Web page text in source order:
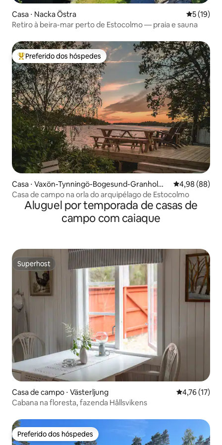
Casa ⋅ Nacka Östra 5 de uma
5 (19)
Retiro à beira-mar perto de Estocolmo — praia e sauna
Entre os melhores preferidos dos hóspedes
Preferido dos hóspedes
Casa ⋅ Vaxön-Tynningö-Bogesund-Granholm
en
4,98 de uma
4,98 (88)
Casa de campo na orla do arquipélago de Estocolmo
Aluguel por temporada de casas de
campo com caiaque
Superhost
Superhost
Casa de campo ⋅ Västerljung 4,76 de uma
4,76 (17)
Cabana na floresta, fazenda Hållsvikens
Preferido dos hóspedes
Preferido dos hóspedes